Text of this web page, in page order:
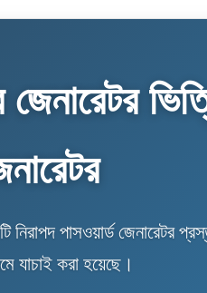
পাসওয়ার্ড জেনারেটর
যাচাই করা হয়েছে।